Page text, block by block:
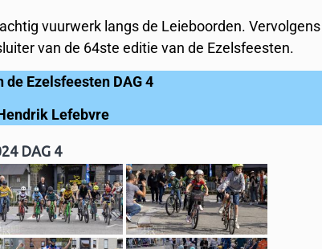
vuurwerk langs de Leieboorden. Vervolgens
van de 64ste editie van de Ezelsfeesten.
Ezelsfeesten DAG 4
Lefebvre
DAG 4